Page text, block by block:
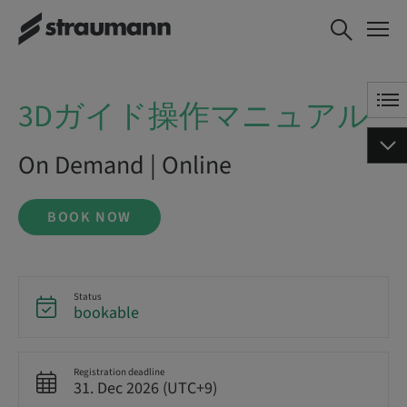
3Dガイド操作マニュアル BOOK NOW
3Dガイド操作マニュアル
On Demand | Online
BOOK NOW
Status
bookable
Registration deadline
31. Dec 2026 (UTC+9)